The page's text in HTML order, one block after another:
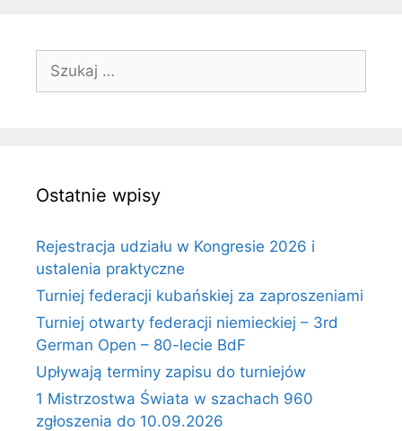
Szukaj:
Ostatnie wpisy
Rejestracja udziału w Kongresie 2026 i
ustalenia praktyczne
Turniej federacji kubańskiej za zaproszeniami
Turniej otwarty federacji niemieckiej – 3rd
German Open – 80-lecie BdF
Upływają terminy zapisu do turniejów
1 Mistrzostwa Świata w szachach 960
zgłoszenia do 10.09.2026